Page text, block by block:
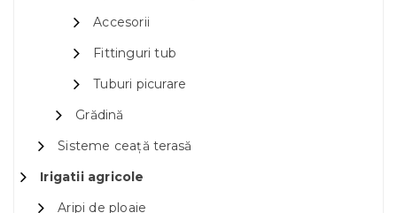
Accesorii
Fittinguri tub
Tuburi picurare
Grădină
Sisteme ceață terasă
Irigatii agricole
Aripi de ploaie